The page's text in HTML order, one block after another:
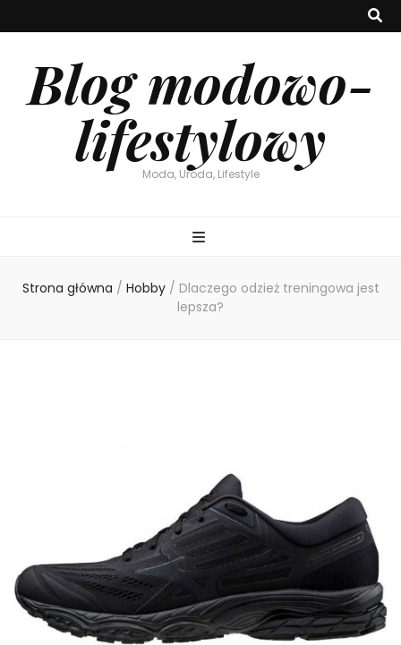
Blog modowo-
lifestylowy
Moda, Uroda, Lifestyle
Strona główna / Hobby / Dlaczego odzież treningowa jest
lepsza?